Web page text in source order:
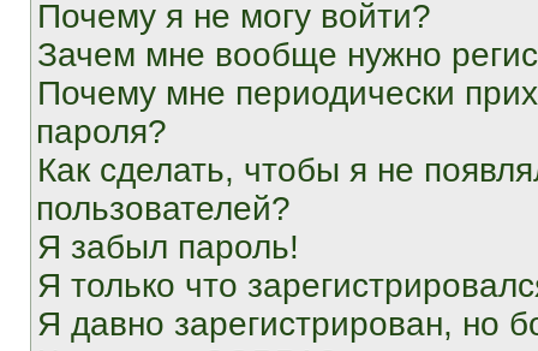
Почему я не могу войти?
Зачем мне вообще нужно
Почему мне периодически
пароля?
Как сделать, чтобы я не
пользователей?
Я забыл пароль!
Я только что
Я давно зарегистрирован, но